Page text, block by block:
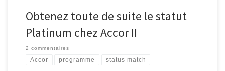
Obtenez toute de suite le statut
Platinum chez Accor II
2 commentaires
Accor programme status match